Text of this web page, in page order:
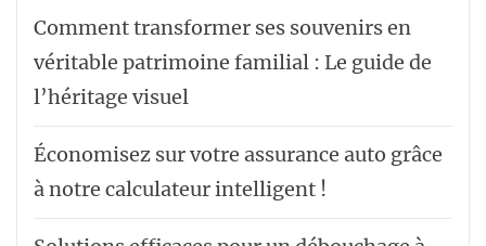
Comment transformer ses souvenirs en
véritable patrimoine familial : Le guide de
l’héritage visuel
Économisez sur votre assurance auto grâce
à notre calculateur intelligent !